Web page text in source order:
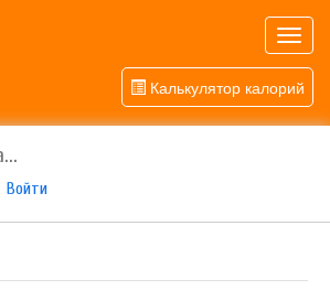
Калькулятор калорий
Войти